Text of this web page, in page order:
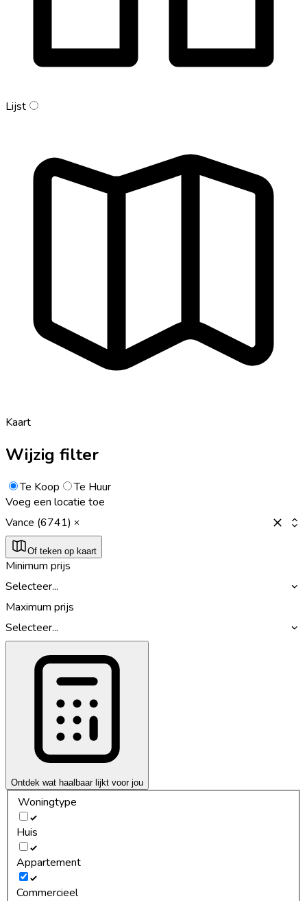
Lijst
Kaart
Wijzig filter
Te Koop
Te Huur
Voeg een locatie toe
Vance (6741)
Of teken op kaart
Minimum prijs
Selecteer...
Maximum prijs
Selecteer...
Ontdek wat haalbaar lijkt voor jou
Woningtype
Huis
Appartement
Commercieel